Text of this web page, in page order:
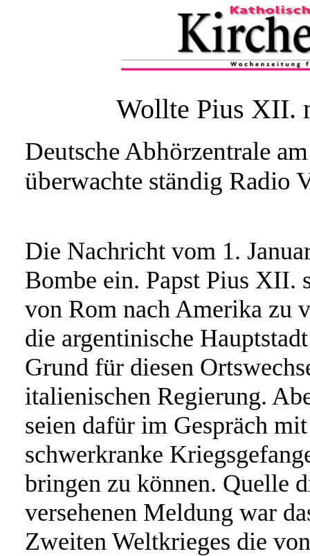
Wollte Pius XII.
Deutsche Abhörzentrale
überwachte ständig Radio
Die Nachricht vom 1.
Bombe ein. Papst Pius XII.
von Rom nach Amerika zu
die argentinische
Grund für diesen
italienischen Regierung.
seien dafür im Gespräch
schwerkranke
bringen zu können. Quelle
versehenen Meldung war
Zweiten Weltkrieges die